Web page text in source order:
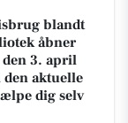
blandt
åbner
den 3. april
aktuelle
dig selv